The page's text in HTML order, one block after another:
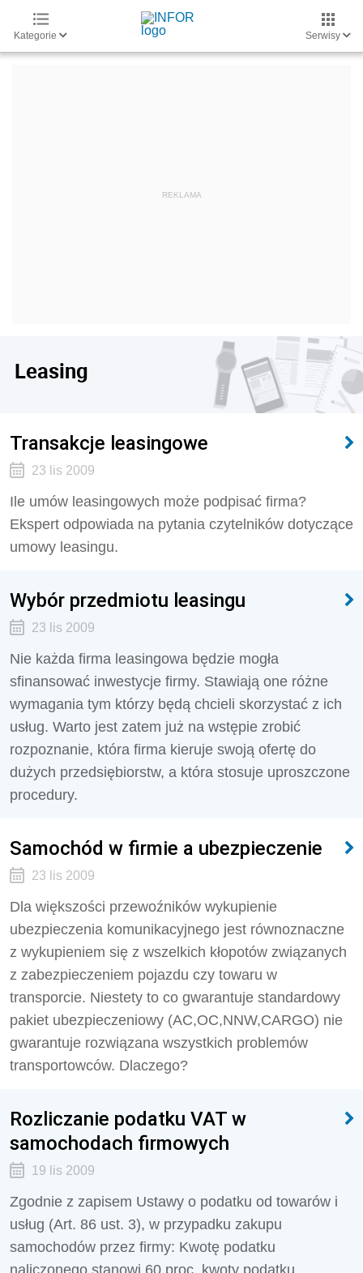
Kategorie Serwisy
Leasing
Transakcje leasingowe
23 lis 2009
Ile umów leasingowych może podpisać firma?
Ekspert odpowiada na pytania czytelników dotyczące
umowy leasingu.
Wybór przedmiotu leasingu
23 lis 2009
Nie każda firma leasingowa będzie mogła
sfinansować inwestycje firmy. Stawiają one różne
wymagania tym którzy będą chcieli skorzystać z ich
usług. Warto jest zatem już na wstępie zrobić
rozpoznanie, która firma kieruje swoją ofertę do
dużych przedsiębiorstw, a która stosuje uproszczone
procedury.
Samochód w firmie a ubezpieczenie
23 lis 2009
Dla większości przewoźników wykupienie
ubezpieczenia komunikacyjnego jest równoznaczne
z wykupieniem się z wszelkich kłopotów związanych
z zabezpieczeniem pojazdu czy towaru w
transporcie. Niestety to co gwarantuje standardowy
pakiet ubezpieczeniowy (AC,OC,NNW,CARGO) nie
gwarantuje rozwiązana wszystkich problemów
transportowców. Dlaczego?
Rozliczanie podatku VAT w
samochodach firmowych
19 lis 2009
Zgodnie z zapisem Ustawy o podatku od towarów i
usług (Art. 86 ust. 3), w przypadku zakupu
samochodów przez firmy: Kwotę podatku
naliczonego stanowi 60 proc. kwoty podatku